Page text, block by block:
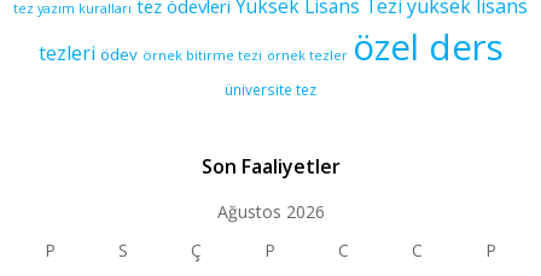
tez yazım kuralları tez ödevleri Yüksek Lisans Tezi yüksek lisans
tezleri ödev örnek bitirme tezi örnek tezler özel ders
üniversite tez
Son Faaliyetler
Ağustos 2026
P
S Ç P C C
P